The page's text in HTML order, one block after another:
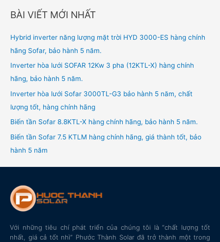
BÀI VIẾT MỚI NHẤT
Hybrid inverter năng lượng mặt trời HYD 3000-ES hàng chính
hãng Sofar, bảo hành 5 năm.
Inverter hòa lưới SOFAR 12Kw 3 pha (12KTL-X) hàng chính
hãng, bảo hành 5 năm.
Inverter hòa lưới Sofar 3000TL-G3 bảo hành 5 năm, chất
lượng tốt, hàng chính hãng
Biến tần Sofar 8.8KTL-X hàng chính hãng, bảo hành 5 năm.
Biến tần Sofar 7.5 KTLM hàng chính hãng, giá thành tốt, bảo
hành 5 năm
Với những tiêu chí phát triển của chúng tôi là “chất lượng tốt
nhất, giá cả tốt nhì” Phước Thành Solar đã trở thành một trong